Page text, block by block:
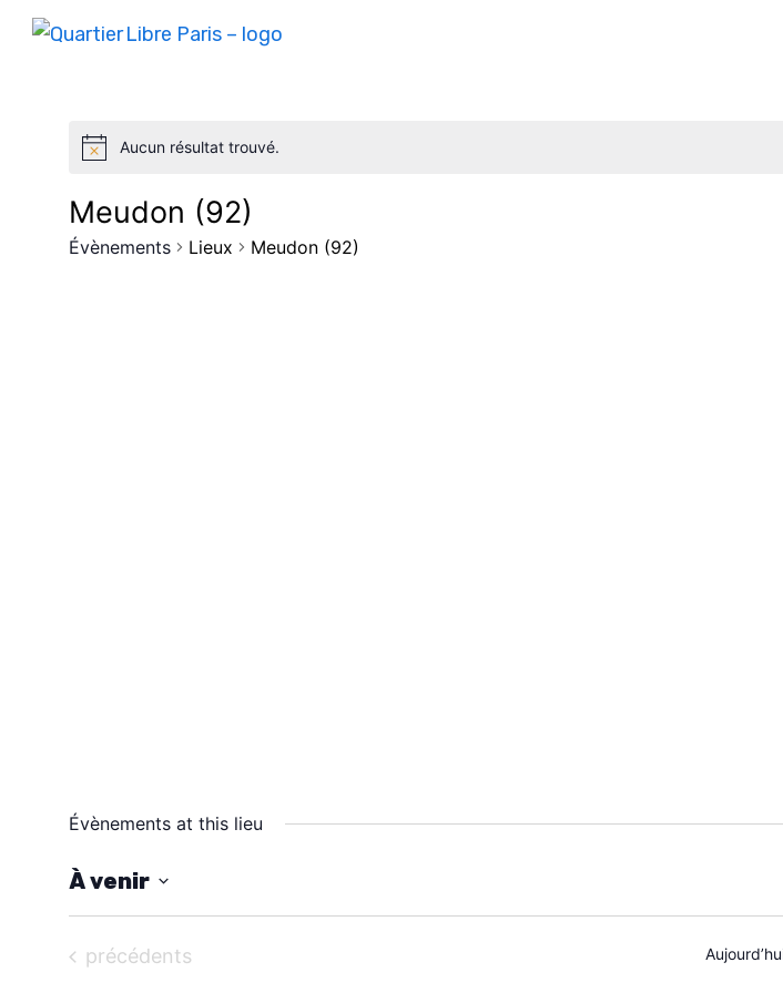
Aucun résultat trouvé.
Meudon (92)
Évènements Lieux Meudon (92)
Évènements at this lieu
À venir
S
é Évènements
précédents